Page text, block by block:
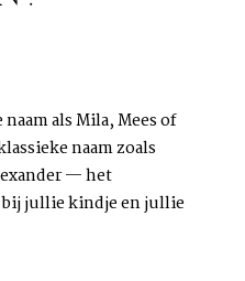
als Mila, Mees of
naam zoals
— het
bij jullie kindje en jullie